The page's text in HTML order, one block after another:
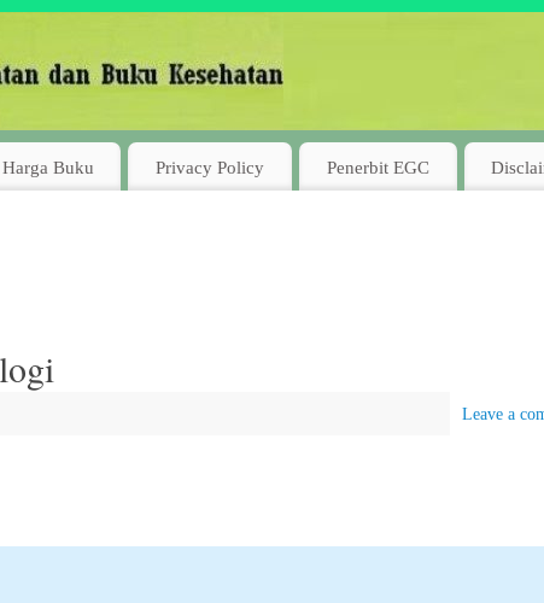
Harga Buku Privacy Policy Penerbit EGC
Leave a